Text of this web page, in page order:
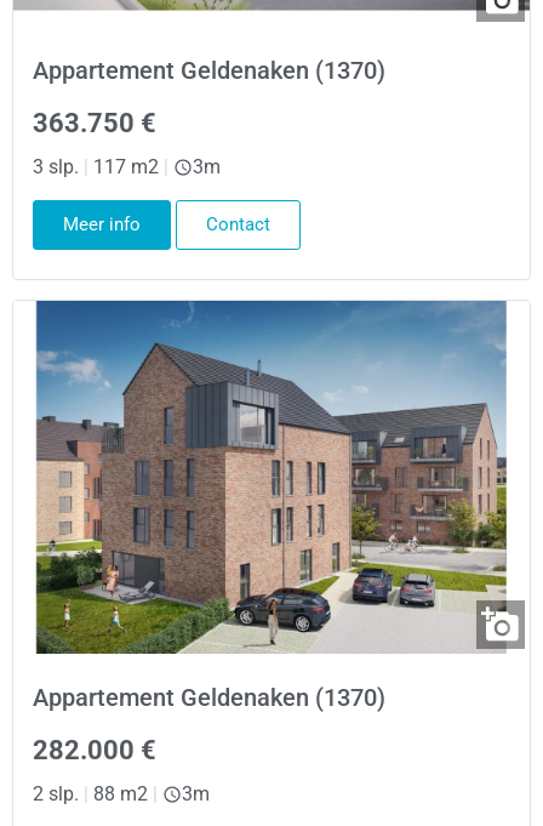
Appartement Geldenaken (1370)
363.750 €
3 slp. | 117 m2 | 3m
Meer info Contact
Appartement Geldenaken (1370)
282.000 €
2 slp. | 88 m2 | 3m